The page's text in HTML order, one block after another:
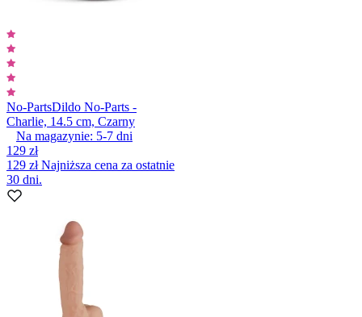
No-PartsDildo No-Parts -
Charlie, 14.5 cm, Czarny
Na magazynie: 5-7 dni
129 zł
129 złNajniższa cena za ostatnie
30 dni.